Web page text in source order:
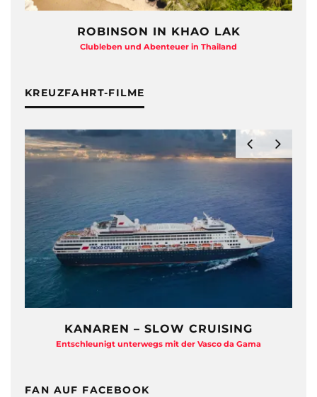
ROBINSON IN KHAO LAK
Clubleben und Abenteuer in Thailand
KREUZFAHRT-FILME
KANAREN – SLOW CRUISING
Entschleunigt unterwegs mit der Vasco da Gama
FAN AUF FACEBOOK